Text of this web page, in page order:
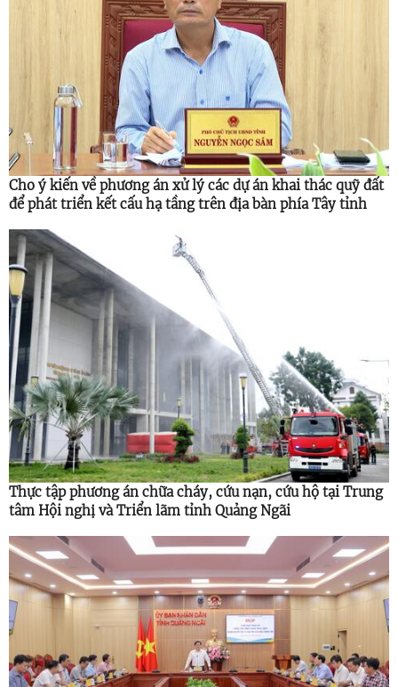
Cho ý kiến về phương án xử lý các dự án khai thác quỹ đất
để phát triển kết cấu hạ tầng trên địa bàn phía Tây tỉnh
Thực tập phương án chữa cháy, cứu nạn, cứu hộ tại Trung
tâm Hội nghị và Triển lãm tỉnh Quảng Ngãi